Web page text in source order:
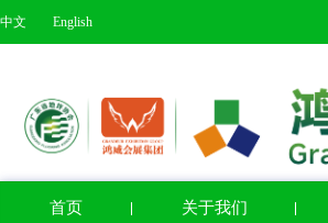
中文 English
首页 关于我们